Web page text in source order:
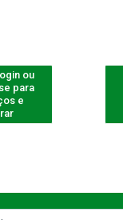
ou
para
e